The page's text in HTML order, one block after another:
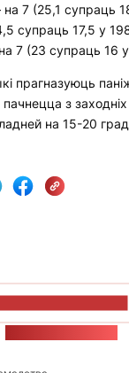
7 (25,1 супраць
супраць 17,5 у
7 (23 супраць 16
прагназуюць
з
на 15-20